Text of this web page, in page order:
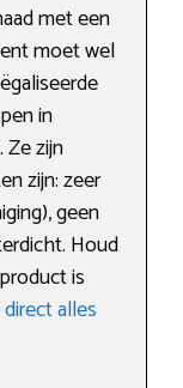
met een
moet wel
in
zijn
zijn: zeer
geen
Houd
is
alles